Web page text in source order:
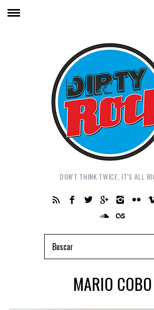
DON'T THINK TWICE, IT'S ALL
MARIO COBO